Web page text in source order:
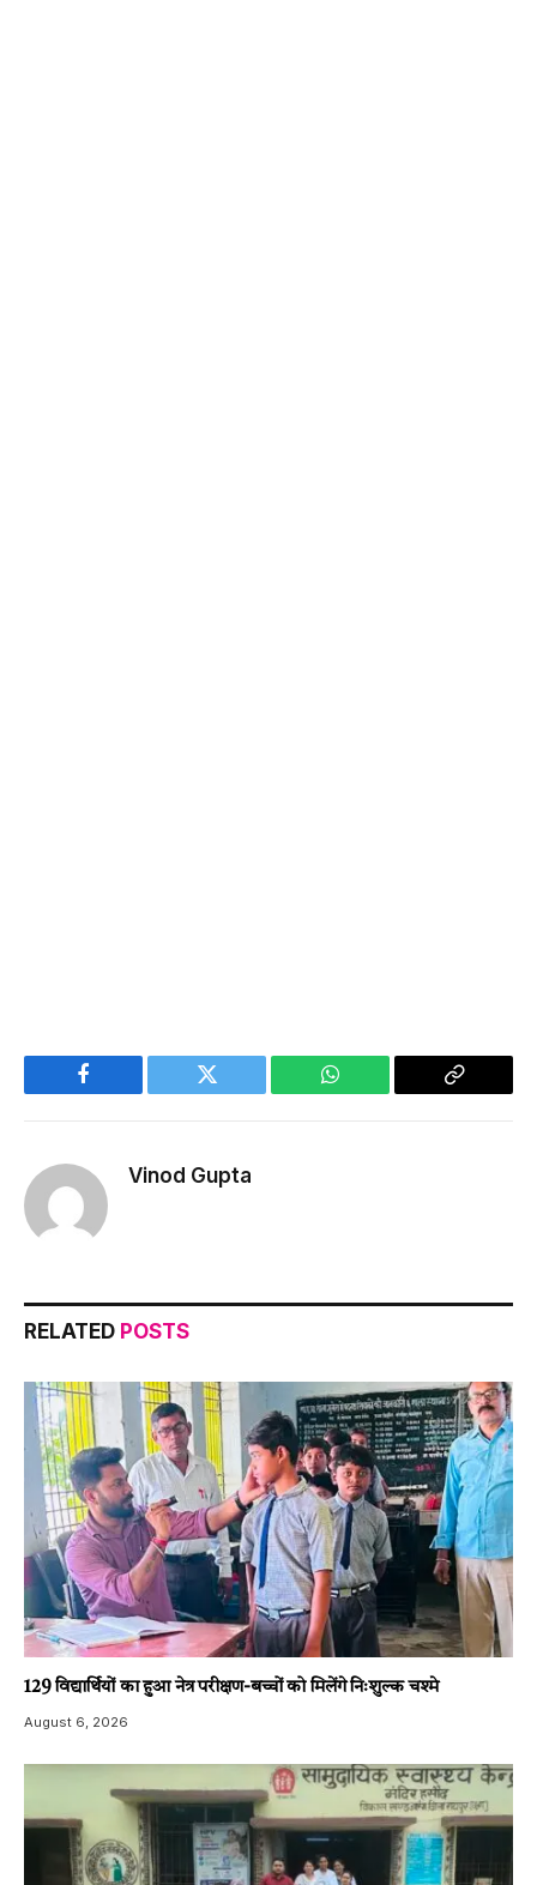
Facebook Twitter WhatsApp
Copy
Vinod Gupta
RELATED POSTS
129 विद्यार्थियों का हुआ नेत्र परीक्षण-बच्चों को मिलेंगे निःशुल्क चश्मे
August 6, 2026